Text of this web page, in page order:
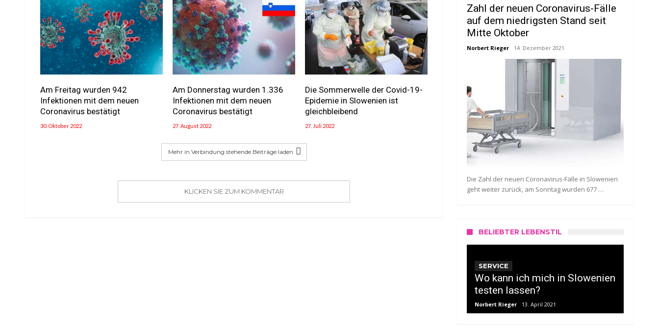
Am Freitag wurden 942
Infektionen mit dem neuen
Coronavirus bestätigt
30. Oktober 2022
Am Donnerstag wurden 1.336
Infektionen mit dem neuen
Coronavirus bestätigt
27. August 2022
Die Sommerwelle der Covid-19-
Epidemie in Slowenien ist
gleichbleibend
27. Juli 2022
Mehr in Verbindung stehende Beiträge laden
KLICKEN SIE ZUM KOMMENTAR
Zahl der neuen Coronavirus-Fälle
auf dem niedrigsten Stand seit
Mitte Oktober
Norbert Rieger 14. Dezember 2021
Die Zahl der neuen Coronavirus-Fälle in Slowenien
geht weiter zurück, am Sonntag wurden 677 …
BELIEBTER LEBENSTIL
SERVICE
Wo kann ich mich in Slowenien
testen lassen?
Norbert Rieger 13. April 2021